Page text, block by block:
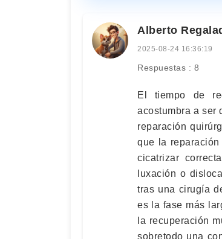
Alberto
2025-08-24 16:36:19
Respuestas : 8
El tiempo de
acostumbra a ser
reparación
que la
cicatrizar
luxación o
tras una cirugía
es la fase más
la recuperación
sobretodo una